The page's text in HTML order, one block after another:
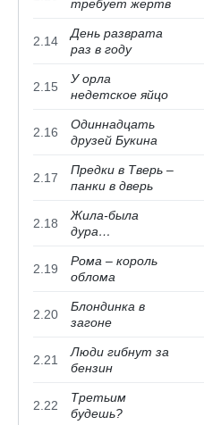
требует жертв
2.14
День разврата
раз в году
2.15
У орла
недетское яйцо
2.16
Одиннадцать
друзей Букина
2.17
Предки в Тверь –
панки в дверь
2.18
Жила-была
дура…
2.19
Рома – король
облома
2.20
Блондинка в
загоне
2.21
Люди гибнут за
бензин
2.22
Третьим
будешь?